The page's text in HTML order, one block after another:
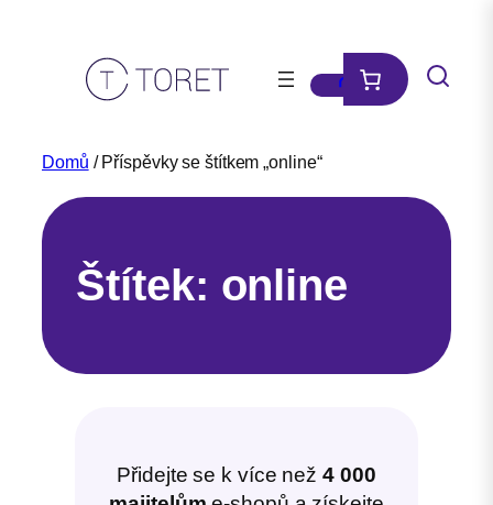
Domů / Příspěvky se štítkem „online“
Štítek: online
Přidejte se k více než4 000